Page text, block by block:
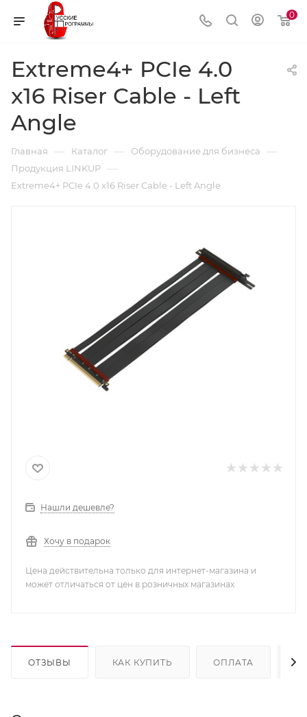
0
Extreme4+ PCIe 4.0
x16 Riser Cable - Left
Angle
Главная — Каталог — Оборудование для бизнеса —
Продукция LINKUP —
Extreme4+ PCIe 4.0 x16 Riser Cable - Left Angle
Нашли дешевле?
Хочу в подарок
Цена действительна только для интернет-магазина и
может отличаться от цен в розничных магазинах
ОТЗЫВЫ КАК КУПИТЬ ОПЛАТА